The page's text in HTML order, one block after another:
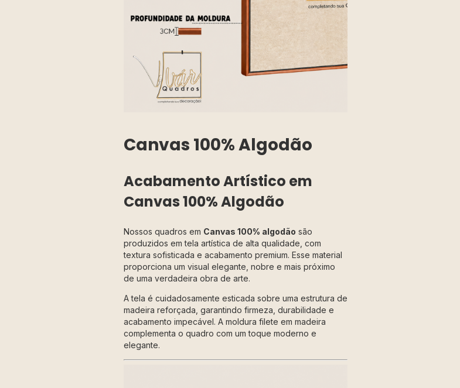
Canvas 100% Algodão
Acabamento Artístico em
Canvas 100% Algodão
Nossos quadros em Canvas 100% algodão são
produzidos em tela artística de alta qualidade, com
textura sofisticada e acabamento premium. Esse material
proporciona um visual elegante, nobre e mais próximo
de uma verdadeira obra de arte.
A tela é cuidadosamente esticada sobre uma estrutura de
madeira reforçada, garantindo firmeza, durabilidade e
acabamento impecável. A moldura filete em madeira
complementa o quadro com um toque moderno e
elegante.